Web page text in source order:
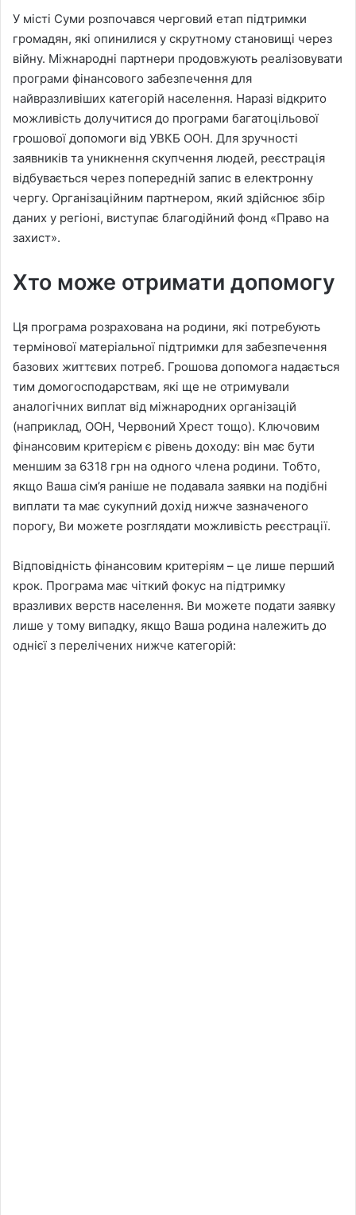
У місті Суми розпочався черговий етап підтримки
громадян, які опинилися у скрутному становищі через
війну. Міжнародні партнери продовжують реалізовувати
програми фінансового забезпечення для
найвразливіших категорій населення. Наразі відкрито
можливість долучитися до програми багатоцільової
грошової допомоги від УВКБ ООН. Для зручності
заявників та уникнення скупчення людей, реєстрація
відбувається через попередній запис в електронну
чергу. Організаційним партнером, який здійснює збір
даних у регіоні, виступає благодійний фонд «Право на
захист».
Хто може отримати допомогу
Ця програма розрахована на родини, які потребують
термінової матеріальної підтримки для забезпечення
базових життєвих потреб. Грошова допомога надається
тим домогосподарствам, які ще не отримували
аналогічних виплат від міжнародних організацій
(наприклад, ООН, Червоний Хрест тощо). Ключовим
фінансовим критерієм є рівень доходу: він має бути
меншим за 6318 грн на одного члена родини. Тобто,
якщо Ваша сім’я раніше не подавала заявки на подібні
виплати та має сукупний дохід нижче зазначеного
порогу, Ви можете розглядати можливість реєстрації.
Відповідність фінансовим критеріям – це лише перший
крок. Програма має чіткий фокус на підтримку
вразливих верств населення. Ви можете подати заявку
лише у тому випадку, якщо Ваша родина належить до
однієї з перелічених нижче категорій: